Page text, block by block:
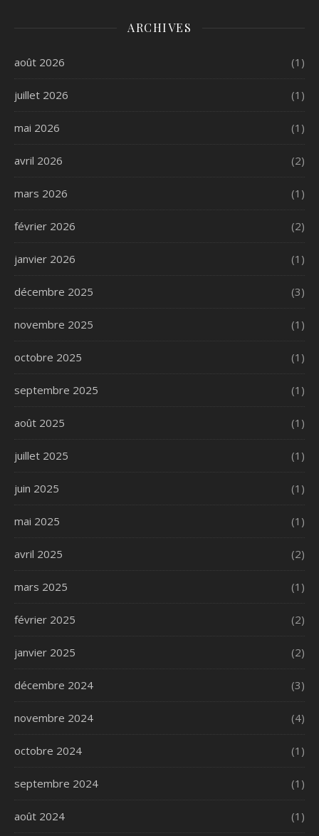
ARCHIVES
août 2026 (1)
juillet 2026 (1)
mai 2026 (1)
avril 2026 (2)
mars 2026 (1)
février 2026 (2)
janvier 2026 (1)
décembre 2025 (3)
novembre 2025 (1)
octobre 2025 (1)
septembre 2025 (1)
août 2025 (1)
juillet 2025 (1)
juin 2025 (1)
mai 2025 (1)
avril 2025 (2)
mars 2025 (1)
février 2025 (2)
janvier 2025 (2)
décembre 2024 (3)
novembre 2024 (4)
octobre 2024 (1)
septembre 2024 (1)
août 2024 (1)